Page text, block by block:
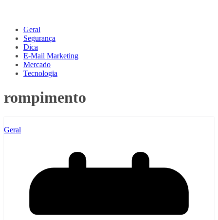
Geral
Segurança
Dica
E-Mail Marketing
Mercado
Tecnologia
rompimento
Geral